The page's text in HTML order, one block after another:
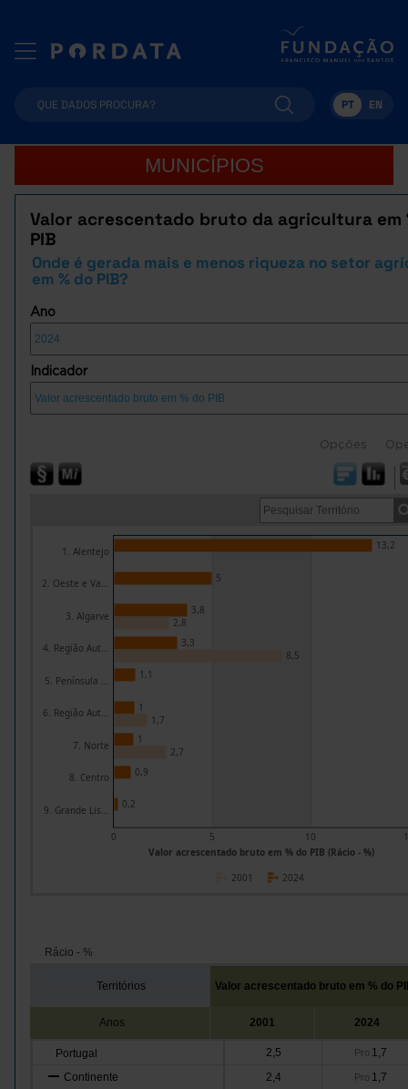
PT EN
MUNICÍPIOS
Valor acrescentado bruto da agricultura em
PIB
Onde é gerada mais e menos riqueza no setor
em % do PIB?
Ano
Indicador
Opções
Valor acrescentado bruto em % do PIB (Rácio - %)
0 5 10
1. Alentejo
2. Oeste e Va...
3. Algarve
4. Região Aut...
5. Península ...
6. Região Aut...
7. Norte
8. Centro
9. Grande Lis...
13,2
5
3,8
3,3
1,1
1
1
0,9
0,2
2,8
8,5
1,7
2,7
2024
2001
Rácio - %
Territórios Valor acrescentado bruto em % do
Anos 2001 2024
Portugal 2,5 Pro 1,7
Continente
2,4 Pro 1,7